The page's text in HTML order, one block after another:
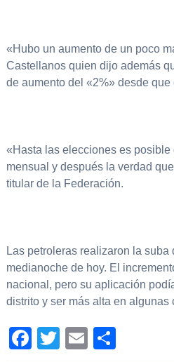
«Hubo un aumento de un poco
Castellanos quien dijo además
de aumento del «2%» desde que
«Hasta las elecciones es
mensual y después la verdad
titular de la Federación.
Las petroleras realizaron la suba
medianoche de hoy. El
nacional, pero su aplicación
distrito y ser más alta en algunas
Facebook
TwitterEmail